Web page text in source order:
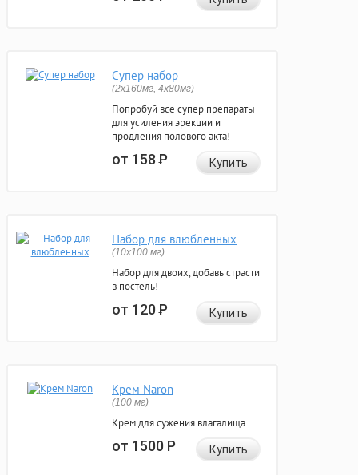
Супер набор
(2х160мг, 4х80мг)
Попробуй все супер препараты
для усиления эрекции и
продления полового акта!
от 158Р Купить
Набор для влюбленных
(10х100 мг)
Набор для двоих, добавь страсти
в постель!
от 120Р Купить
Крем Naron
(100 мг)
Крем для сужения влагалища
от 1500Р Купить